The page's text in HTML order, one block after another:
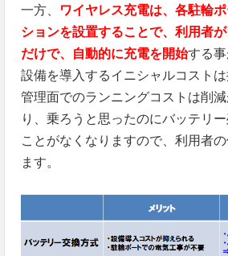
一方、 ワイヤレス充電は、各駐輪
ションを設置することで、利用者
だけで、自動的に充電を開始する
設備を導入するイニシャルコスト
管理面でのランニングコストは削
り、乗ろうと思ったのにバッテリ
ことがなくなりますので、利用者
ます。